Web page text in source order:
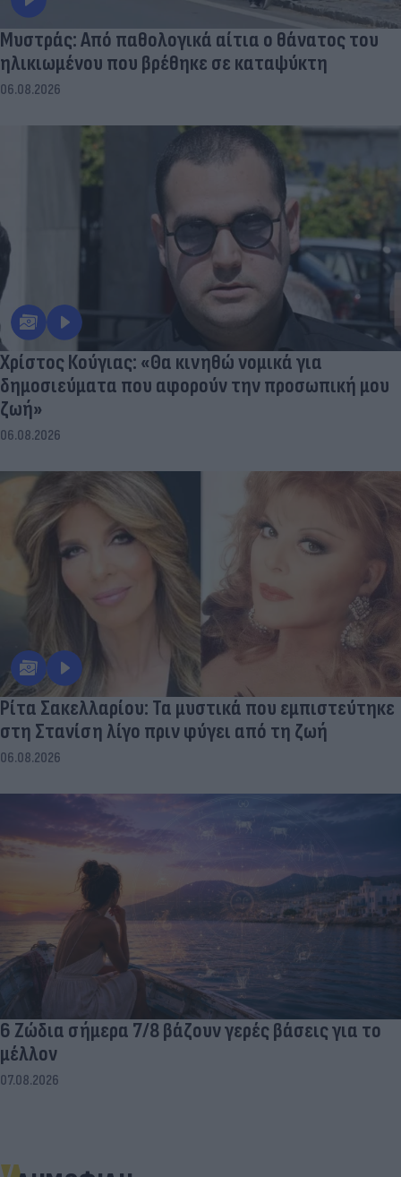
Μυστράς: Από παθολογικά αίτια ο θάνατος του
ηλικιωμένου που βρέθηκε σε καταψύκτη
06.08.2026
Χρίστος Κούγιας: «Θα κινηθώ νομικά για
δημοσιεύματα που αφορούν την προσωπική μου
ζωή»
06.08.2026
Ρίτα Σακελλαρίου: Τα μυστικά που εμπιστεύτηκε
στη Στανίση λίγο πριν φύγει από τη ζωή
06.08.2026
6 Ζώδια σήμερα 7/8 βάζουν γερές βάσεις για το
μέλλον
07.08.2026